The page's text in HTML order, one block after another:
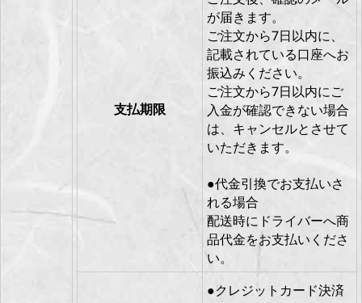
支払期限
が届きます。
ご注文から7日以内に、
記載されている口座へお
振込みください。
ご注文から7日以内にご
入金が確認できない場合
は、キャンセルとさせて
いただきます。
●代金引換でお支払いさ
れる場合
配送時にドライバーへ商
品代金をお支払いくださ
い。
●クレジットカード決済